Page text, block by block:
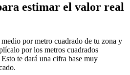
estimar el valor real
por metro cuadrado de tu zona y
por los metros cuadrados
te dará una cifra base muy